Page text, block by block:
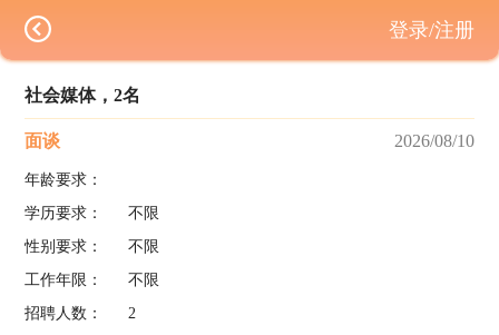
社会媒体，2名
面谈 2026/08/10
年龄要求：
学历要求：
不限
性别要求：
不限
工作年限：
不限
招聘人数：
2
登录/注册